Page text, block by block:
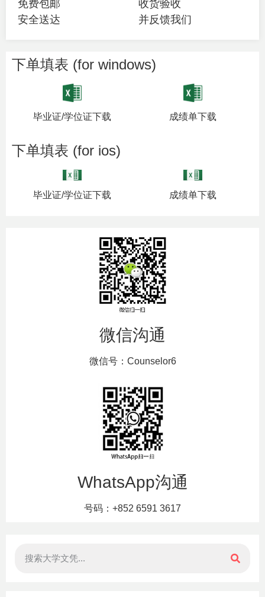
免费包邮
安全送达
收货验收
并反馈我们
下单填表 (for windows)
毕业证/学位证下载 成绩单下载
下单填表 (for ios)
毕业证/学位证下载 成绩单下载
微信沟通
微信号：Counselor6
WhatsApp沟通
号码：+852 6591 3617